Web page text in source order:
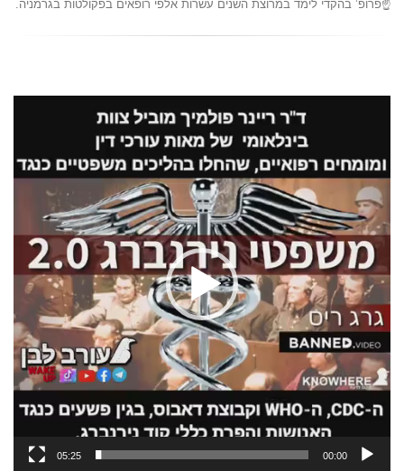
☝️פרופ’ בהקדי לימד במרוצת השנים עשרות אלפי רופאים בפקולטות בגרמניה.
00:00
05:25